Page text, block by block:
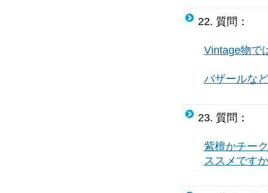
22. 質問：
Vintage物で
バザールな
23. 質問：
紫檀かチー
ススメです